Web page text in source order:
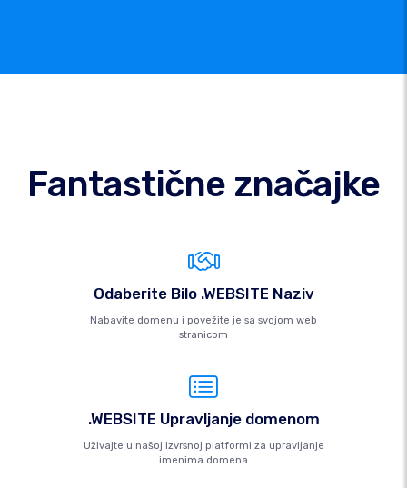
Fantastične značajke
Odaberite Bilo .WEBSITE Naziv
Nabavite domenu i povežite je sa svojom web
stranicom
.WEBSITE Upravljanje domenom
Uživajte u našoj izvrsnoj platformi za upravljanje
imenima domena